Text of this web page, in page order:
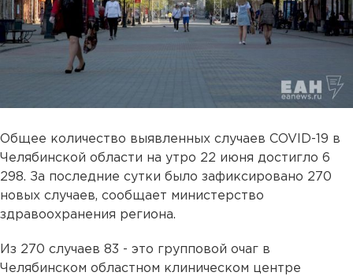
Общее количество выявленных случаев COVID-19 в
Челябинской области на утро 22 июня достигло 6
298. За последние сутки было зафиксировано 270
новых случаев, сообщает министерство
здравоохранения региона.
Из 270 случаев 83 - это групповой очаг в
Челябинском областном клиническом центре